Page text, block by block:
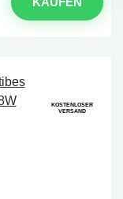
KOSTENLOSER
VERSAND